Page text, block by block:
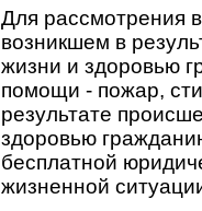
Для рассмотрения
возникшем в
жизни и здоровью
помощи - пожар,
результате
здоровью
бесплатной
жизненной